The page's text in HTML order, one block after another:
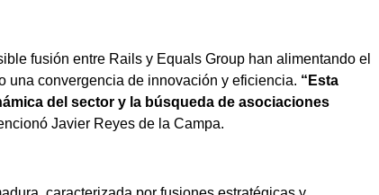
fusión entre Rails y Equals Group han alimentando el
una convergencia de innovación y eficiencia. “Esta
del sector y la búsqueda de asociaciones
Javier Reyes de la Campa.